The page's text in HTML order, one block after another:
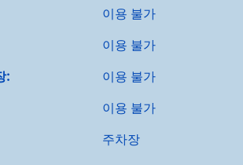
이용 불가
이용 불가
:
이용 불가
이용 불가
주차장